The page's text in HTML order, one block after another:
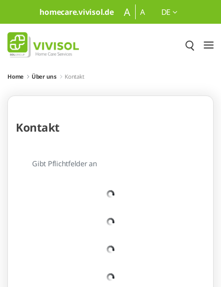
Zum Hauptinhalt springen
homecare.vivisol.de A A DE
Home Über uns Kontakt
Kontakt
Gibt Pflichtfelder an